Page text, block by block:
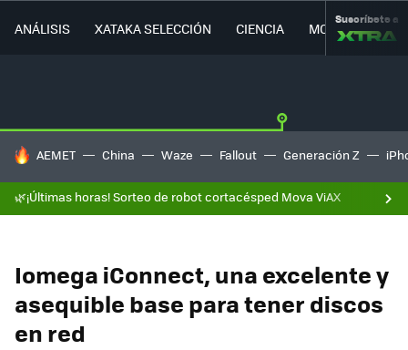
ANÁLISIS XATAKA SELECCIÓN CIENCIA MOVILIDAD
Suscríbete a
HOY SE HABLA DE
AEMET China Waze Fallout Generación Z
🌿¡Últimas horas! Sorteo de robot cortacésped Mova ViAX
Iomega iConnect, una excelente y
asequible base para tener discos
en red